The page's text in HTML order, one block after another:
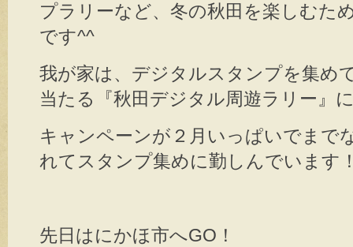
プラリーなど、冬の秋田を楽しむた
です^^
我が家は、デジタルスタンプを集め
当たる『秋田デジタル周遊ラリー』
キャンペーンが２月いっぱいでまで
れてスタンプ集めに勤しんでいます
先日はにかほ市へGO！